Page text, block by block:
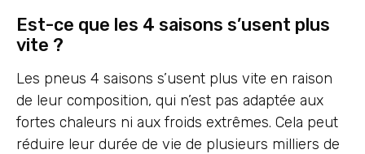
Est-ce que les 4 saisons s’usent plus
vite ?
Les pneus 4 saisons s’usent plus vite en raison
de leur composition, qui n’est pas adaptée aux
fortes chaleurs ni aux froids extrêmes. Cela peut
réduire leur durée de vie de plusieurs milliers de